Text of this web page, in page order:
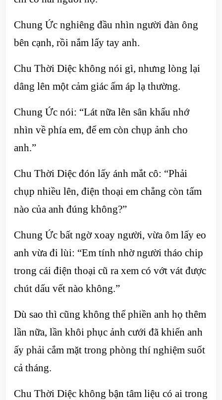
Chung Ức nghiêng đầu nhìn người đàn ông
bên cạnh, rồi nắm lấy tay anh.
Chu Thời Diệc không nói gì, nhưng lòng lại
dâng lên một cảm giác ấm áp lạ thường.
Chung Ức nói: “Lát nữa lên sân khấu nhớ
nhìn về phía em, để em còn chụp ảnh cho
anh.”
Chu Thời Diệc đón lấy ánh mắt cô: “Phải
chụp nhiều lên, điện thoại em chẳng còn tấm
nào của anh đúng không?”
Chung Ức bất ngờ xoay người, vừa ôm lấy eo
anh vừa đi lùi: “Em tính nhờ người tháo chip
trong cái điện thoại cũ ra xem có vớt vát được
chút dấu vết nào không.”
Dù sao thì cũng không thể phiền anh họ thêm
lần nữa, lần khôi phục ảnh cưới đã khiến anh
ấy phải cắm mặt trong phòng thí nghiệm suốt
cả tháng.
Chu Thời Diệc không bận tâm liệu có ai trong